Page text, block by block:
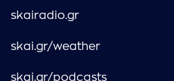
skairadio.gr
skai.gr/weather
skai.gr/podcasts